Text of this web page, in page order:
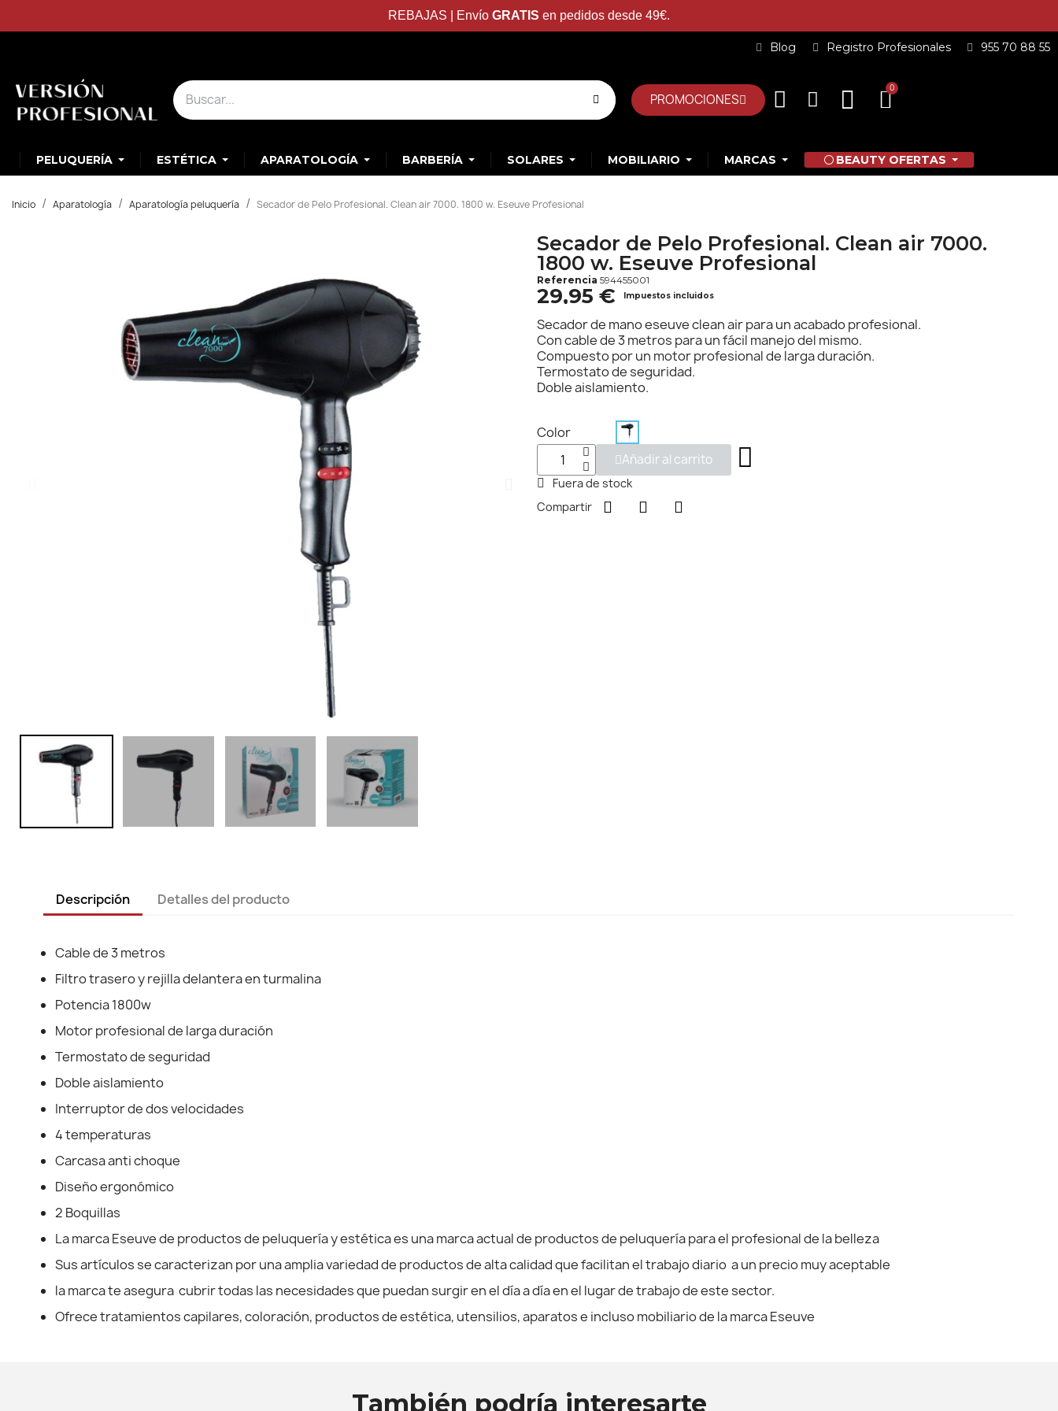
REBAJAS | Envío GRATIS en pedidos desde 49€.
Blog Registro Profesionales 955 70 88 55
PROMOCIONES
PELUQUERÍA ESTÉTICA APARATOLOGÍA BARBERÍA SOLARES MOBILIARIO MARCAS BEAUTY OFERTAS
Inicio Aparatología Aparatología peluquería Secador de Pelo Profesional. Clean air 7000. 1800 w. Eseuve Profesional
Secador de Pelo Profesional. Clean air 7000.
1800 w. Eseuve Profesional
Referencia 594455001
29,95 € Impuestos incluidos
Secador de mano eseuve clean air para un acabado profesional.
Con cable de 3 metros para un fácil manejo del mismo.
Compuesto por un motor profesional de larga duración.
Termostato de seguridad.
Doble aislamiento.
Color
Añadir al carrito
Fuera de stock
Compartir
Descripción Detalles del producto
Cable de 3 metros
Filtro trasero y rejilla delantera en turmalina
Potencia 1800w
Motor profesional de larga duración
Termostato de seguridad
Doble aislamiento
Interruptor de dos velocidades
4 temperaturas
Carcasa anti choque
Diseño ergonómico
2 Boquillas
La marca Eseuve de productos de peluquería y estética es una marca actual de productos de peluquería para el profesional de la belleza
Sus artículos se caracterizan por una amplia variedad de productos de alta calidad que facilitan el trabajo diario a un precio muy aceptable
la marca te asegura cubrir todas las necesidades que puedan surgir en el día a día en el lugar de trabajo de este sector.
Ofrece tratamientos capilares, coloración, productos de estética, utensilios, aparatos e incluso mobiliario de la marca Eseuve
También podría interesarte